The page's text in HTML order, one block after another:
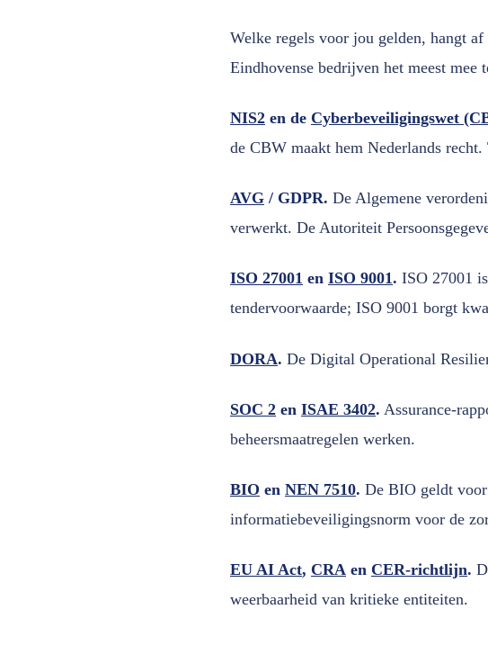
Welke regels voor jou gelden, hangt
Eindhovense bedrijven het meest mee
NIS2 en de Cyberbeveiligingswet
de CBW maakt hem Nederlands
AVG / GDPR. De Algemene
verwerkt. De Autoriteit
ISO 27001 en ISO 9001. ISO 27001
tendervoorwaarde; ISO 9001 borgt
DORA. De Digital Operational
SOC 2 en ISAE 3402. Assurance-
beheersmaatregelen werken.
BIO en NEN 7510. De BIO geldt
informatiebeveiligingsnorm voor de
EU AI Act, CRA en CER-richtlijn.
weerbaarheid van kritieke entiteiten.